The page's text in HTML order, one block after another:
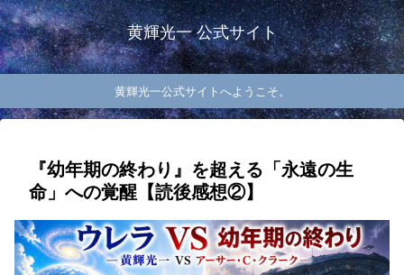
黄輝光一 公式サイト
黄輝光一公式サイトへようこそ。
『幼年期の終わり』を超える「永遠の生
命」への覚醒【読後感想②】